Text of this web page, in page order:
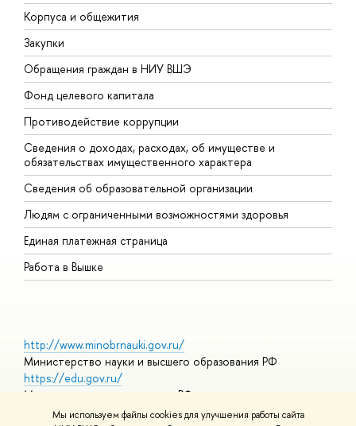
Мы используем файлы cookies для улучшения работы сайта
Корпуса и общежития
Закупки
Обращения граждан в НИУ ВШЭ
Фонд целевого капитала
Противодействие коррупции
Сведения о доходах, расходах, об имуществе и
обязательствах имущественного характера
Сведения об образовательной организации
Людям с ограниченными возможностями здоровья
Единая платежная страница
Работа в Вышке
http://www.minobrnauki.gov.ru/
Министерство науки и высшего образования РФ
https://edu.gov.ru/
Министерство просвещения РФ
https://elearning.hse.ru/mooc